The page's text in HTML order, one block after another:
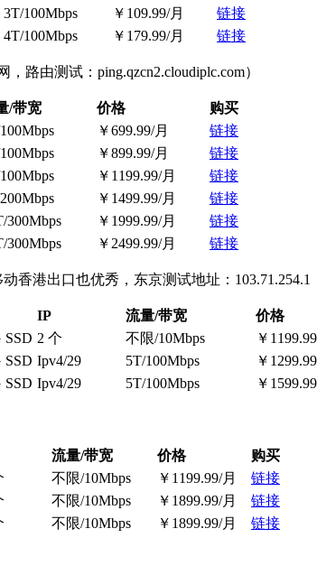
3T/100Mbps ￥109.99/月
链接
4T/100Mbps ￥179.99/月 链接
路由测试：ping.qzcn2.cloudiplc.com）
/带宽 价格
购买
￥699.99/月
链接
￥899.99/月
链接
￥1199.99/月
链接
￥1499.99/月
链接
300Mbps ￥1999.99/月
链接
300Mbps ￥2499.99/月 链接
香港出口也优秀，东京测试地址：103.71.254.1
IP 流量/带宽 价格
SSD 2 个 不限/10Mbps ￥
SSD Ipv4/29 5T/100Mbps ￥
SSD Ipv4/29 5T/100Mbps ￥
流量/带宽 价格
购买
不限/10Mbps ￥1199.99/月
链接
不限/10Mbps ￥1899.99/月
链接
不限/10Mbps ￥1899.99/月 链接